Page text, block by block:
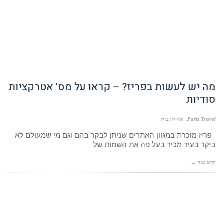
מה יש לעשות בפריז? – קראו על מס' אטרקציות
סודיות
Paris Travel אין תגובות
פריז מוכרת במגוון האתרים שניתן לבקר בהם וגם מי שמעולם לא
ביקר בעיר מכיר בעל פה את השמות של
קרא עוד ←